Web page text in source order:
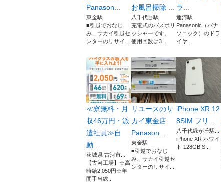
Panason...
東金駅
■引越でおなじ
み、サカイ引越セ
ンターのリサイ...
お風呂掃除 ...
八千代台駅
充電式のバスポリ
ッシャーです。
使用回数は3...
ラ...
運河駅
Panasonic（パナ
ソニック）のドラ
イヤ...
≪寮無料・月
収46万円・派
遣社員≫自
動...
茨城県 古河市...
【古河工場】☆高
時給2,050円☆年
間手当総...
リユースのサ
カイ東金店
Panason...
東金駅
■引越でおなじ
み、サカイ引越セ
ンターのリサイ...
iPhone XR 12
8SIM フリ...
八千代緑が丘駅...
iPhone XR ホワイ
ト 128GB S...